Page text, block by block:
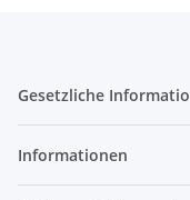
Gesetzliche
Informationen